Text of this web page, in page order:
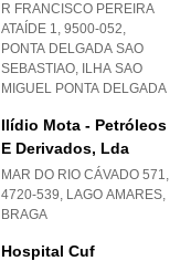
R FRANCISCO PEREIRA
ATAÍDE 1, 9500-052,
PONTA DELGADA SAO
SEBASTIAO, ILHA SAO
MIGUEL PONTA DELGADA
Ilídio Mota - Petróleos
E Derivados, Lda
MAR DO RIO CÁVADO 571,
4720-539, LAGO AMARES,
BRAGA
Hospital Cuf